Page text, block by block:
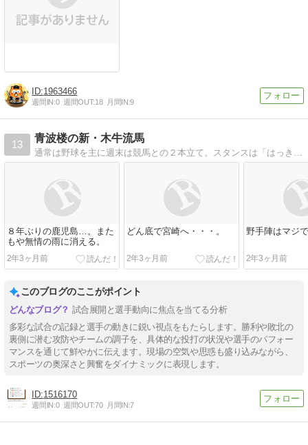
1963466
週間IN:0 週間OUT:18 月間IN:9
13
青波楼の新・木牛流馬
通常は野球を主に週末は競馬との２本立て。スタンスは「はっきり言ってバファローズびいきです！」
８年ぶりの鹿児島…。また
もや無情の雨に消える。
2年3ヶ月前
どん底で宮崎へ・・・。
2年3ヶ月前
野手陣はマジ
2年3ヶ月前
このブログのここがポイント
試合展開と選手動向に焦点を当てる分析
多彩な試合の記録と選手の動きに鋭い視点をもたらします。勝利や敗北の
裏側に潜む攻防やチームの調子を、具体的な投打の状況や選手のパフォー
マンスを通じて鮮やかに伝えます。現場の空気や思惑も盛り込みながら、
スポーツの奥深さと興奮をダイナミックに表現します。
1516170
週間IN:0 週間OUT:70 月間IN:7